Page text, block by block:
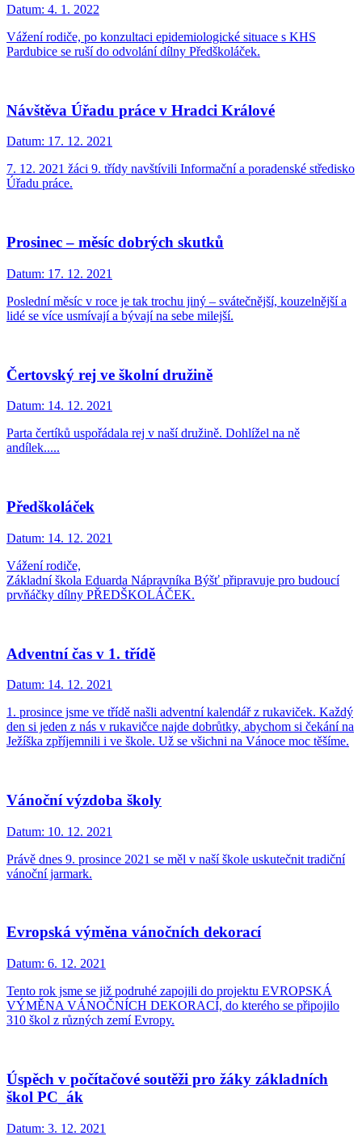
Datum: 4. 1. 2022
Vážení rodiče, po konzultaci epidemiologické situace s KHS
Pardubice se ruší do odvolání dílny Předškoláček.
Návštěva Úřadu práce v Hradci Králové
Datum: 17. 12. 2021
7. 12. 2021 žáci 9. třídy navštívili Informační a poradenské středisko
Úřadu práce.
Prosinec – měsíc dobrých skutků
Datum: 17. 12. 2021
Poslední měsíc v roce je tak trochu jiný – svátečnější, kouzelnější a
lidé se více usmívají a bývají na sebe milejší.
Čertovský rej ve školní družině
Datum: 14. 12. 2021
Parta čertíků uspořádala rej v naší družině. Dohlížel na ně
andílek.....
Předškoláček
Datum: 14. 12. 2021
Vážení rodiče,
Základní škola Eduarda Nápravníka Býšť připravuje pro budoucí
prvňáčky dílny PŘEDŠKOLÁČEK.
Adventní čas v 1. třídě
Datum: 14. 12. 2021
1. prosince jsme ve třídě našli adventní kalendář z rukaviček. Každý
den si jeden z nás v rukavičce najde dobrůtky, abychom si čekání na
Ježíška zpříjemnili i ve škole. Už se všichni na Vánoce moc těšíme.
Vánoční výzdoba školy
Datum: 10. 12. 2021
Právě dnes 9. prosince 2021 se měl v naší škole uskutečnit tradiční
vánoční jarmark.
Evropská výměna vánočních dekorací
Datum: 6. 12. 2021
Tento rok jsme se již podruhé zapojili do projektu EVROPSKÁ
VÝMĚNA VÁNOČNÍCH DEKORACÍ, do kterého se připojilo
310 škol z různých zemí Evropy.
Úspěch v počítačové soutěži pro žáky základních
škol PC_ák
Datum: 3. 12. 2021